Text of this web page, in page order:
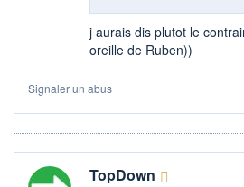
j aurais dis plutot le
oreille de Ruben))
Signaler un abus
TopDown